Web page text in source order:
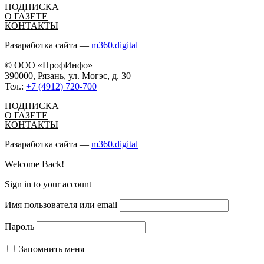
ПОДПИСКА
О ГАЗЕТЕ
КОНТАКТЫ
Разаработка сайта — m360.digital
© ООО «ПрофИнфо»
390000, Рязань, ул. Могэс, д. 30
Тел.: +7 (4912) 720-700
ПОДПИСКА
О ГАЗЕТЕ
КОНТАКТЫ
Разаработка сайта — m360.digital
Welcome Back!
Sign in to your account
Имя пользователя или email
Пароль
Запомнить меня